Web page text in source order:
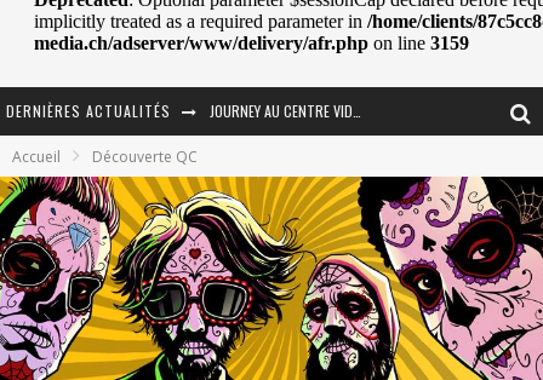
DERNIÈRES ACTUALITÉS
Tove Lo était de passage au MTELUS
Les danseurs étoiles parasitent ton ciel
Jeff Martin au Corona de Montréal
On va se le dire, Sword est de retour
Accueil Découverte QC